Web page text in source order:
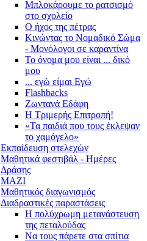
Μπλοκάρουμε το ρατσισμό
στο σχολείο
Ο ήχος της πέτρας
Κινώντας το Νομαδικό Σώμα
- Μονόλογοι σε καραντίνα
Το όνομα μου είναι ... δικό
μου
... εγώ είμαι Εγώ
Flashbacks
Ζωντανά Εδάφη
Η Τριμερής Επιτροπή!
«Τα παιδιά που τους έκλεψαν
το χαμόγελο»
Εκπαίδευση στελεχών
Μαθητικά φεστιβάλ - Ημέρες
Δράσης
ΜΑΖΙ
Μαθητικός διαγωνισμός
Διαδραστικές παραστάσεις
Η πολύχρωμη μετανάστευση
της πεταλούδας
Να τους πάρετε στα σπίτια